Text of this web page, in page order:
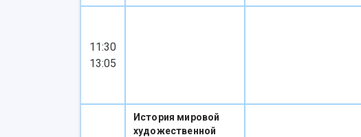
11:30
13:05
История мировой
художественной